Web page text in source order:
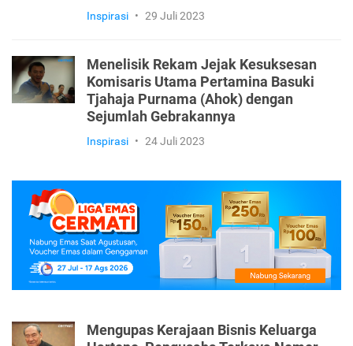
Inspirasi • 29 Juli 2023
Menelisik Rekam Jejak Kesuksesan
Komisaris Utama Pertamina Basuki
Tjahaja Purnama (Ahok) dengan
Sejumlah Gebrakannya
Inspirasi • 24 Juli 2023
Mengupas Kerajaan Bisnis Keluarga